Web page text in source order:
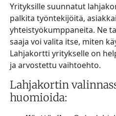
Yrityksille suunnatut
palkita työntekijöitä,
yhteistyökumppaneita. Ne
saaja voi valita itse, miten
Lahjakortti yritykselle on
ja arvostettu vaihtoehto.
Lahjakortin
huomioida: